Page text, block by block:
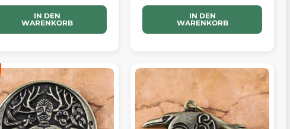
IN DEN
WARENKORB
IN DEN
WARENKORB